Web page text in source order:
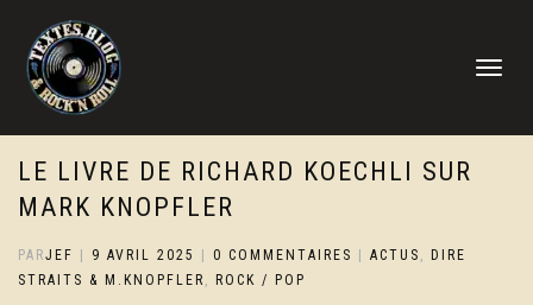
DÉPLIER
LE LIVRE DE RICHARD KOECHLI SUR
MARK KNOPFLER
PARJEF 9 AVRIL 2025 0 COMMENTAIRES ACTUS ,
DIRE
STRAITS & M.KNOPFLER , ROCK / POP